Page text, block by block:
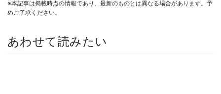
※本記事は掲載時点の情報であり、最新のものとは異なる場合があります。予
めご了承ください。
あわせて読みたい